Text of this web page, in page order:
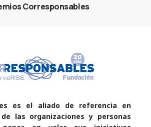
Corresponsables
es el aliado de referencia en
las organizaciones y personas